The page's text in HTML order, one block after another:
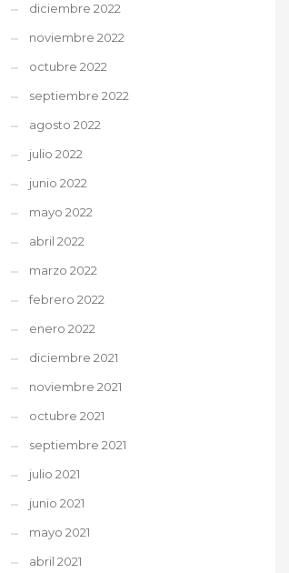
diciembre 2022
noviembre 2022
octubre 2022
septiembre 2022
agosto 2022
julio 2022
junio 2022
mayo 2022
abril 2022
marzo 2022
febrero 2022
enero 2022
diciembre 2021
noviembre 2021
octubre 2021
septiembre 2021
julio 2021
junio 2021
mayo 2021
abril 2021